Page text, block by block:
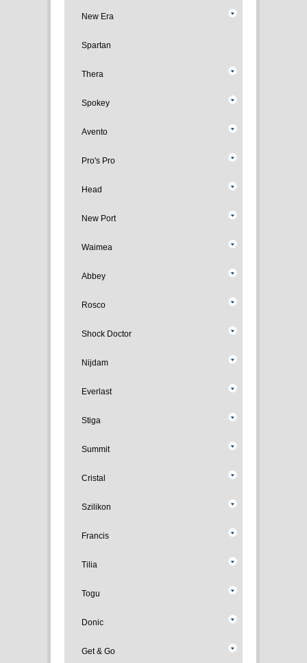
New Era
Spartan
Thera
Spokey
Avento
Pro's Pro
Head
New Port
Waimea
Abbey
Rosco
Shock Doctor
Nijdam
Everlast
Stiga
Summit
Cristal
Szilikon
Francis
Tilia
Togu
Donic
Get & Go